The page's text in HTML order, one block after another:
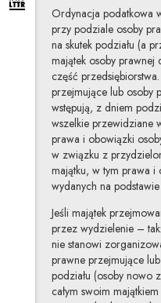
rozwiń formularz zapisu na
Ordynacja podatkowa
przy podziale osoby
na skutek podziału (a
majątek osoby
część
przejmujące lub osoby
wstępują, z dniem
wszelkie przewidziane
prawa i obowiązki
w związku z
majątku, w tym prawa
wydanych na
Jeśli majątek
przez wydzielenie –
nie stanowi
prawne przejmujące
podziału (osoby nowo
całym swoim